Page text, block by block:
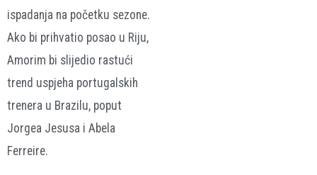
ispadanja na početku sezone.
Ako bi prihvatio posao u Riju,
Amorim bi slijedio rastući
trend uspjeha portugalskih
trenera u Brazilu, poput
Jorgea Jesusa i Abela
Ferreire.